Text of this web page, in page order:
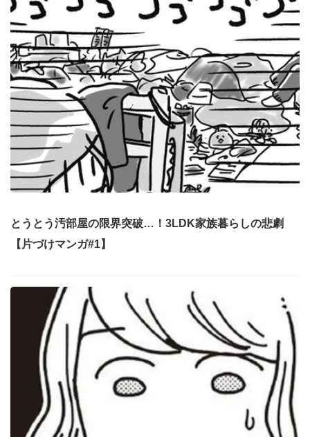
とうとう汚部屋の限界突破…！3LDK家族暮らしの悲劇
【片づけマンガ#1】